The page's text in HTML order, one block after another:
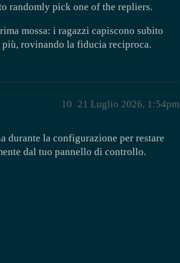
randomly pick one of the repliers.
mossa: i ragazzi capiscono subito
rovinando la fiducia reciproca.
21 Luglio 2026, 1:54pm
10
durante la configurazione per restare
dal tuo pannello di controllo.